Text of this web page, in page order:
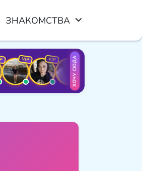
ЗНАКОМСТВА
VIP VIP VIP ХОЧУ СЮДА